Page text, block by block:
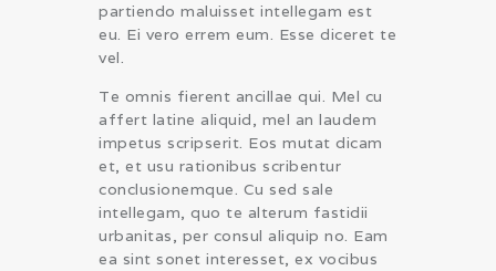
partiendo maluisset intellegam est
eu. Ei vero errem eum. Esse diceret te
vel.
Te omnis fierent ancillae qui. Mel cu
affert latine aliquid, mel an laudem
impetus scripserit. Eos mutat dicam
et, et usu rationibus scribentur
conclusionemque. Cu sed sale
intellegam, quo te alterum fastidii
urbanitas, per consul aliquip no. Eam
ea sint sonet interesset, ex vocibus